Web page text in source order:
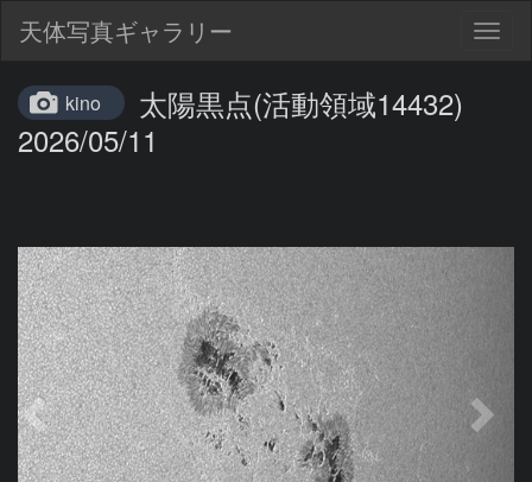
天体写真ギャラリー
kino
太陽黒点(活動領域14432)
2026/05/11